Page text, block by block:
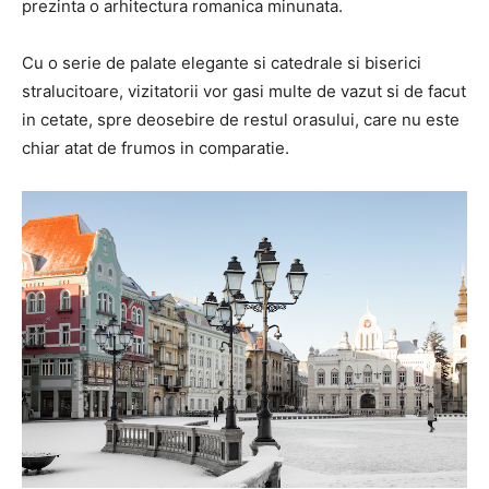
prezinta o arhitectura romanica minunata.
Cu o serie de palate elegante si catedrale si biserici
stralucitoare, vizitatorii vor gasi multe de vazut si de facut
in cetate, spre deosebire de restul orasului, care nu este
chiar atat de frumos in comparatie.